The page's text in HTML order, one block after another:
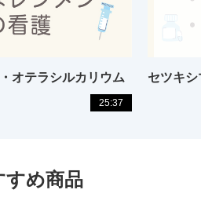
オテラシルカリウム
25:37
セツキシ
すめ商品